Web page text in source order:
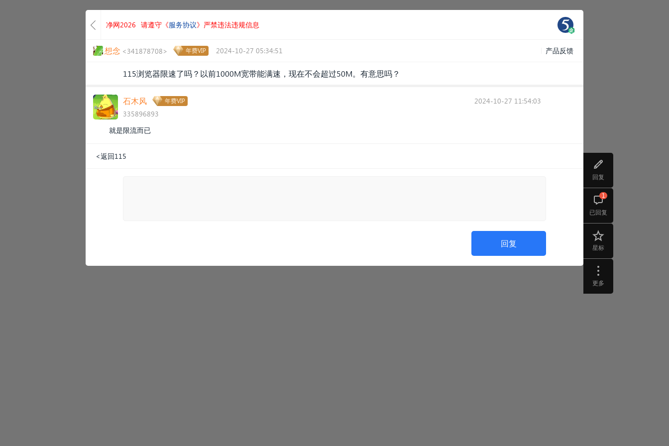
回复
已回复
1
星标
更多
净网2026 请遵守《服务协议》严禁违法违规信息
想念 <341878708> 年费VIP 2024-10-27 05:34:51 产品反馈
115浏览器限速了吗？以前1000M宽带能满速，现在不会超过50M。有意思吗？
石木风 年费VIP
335896893
2024-10-27 11:54:03
就是限流而已
<返回115
回复